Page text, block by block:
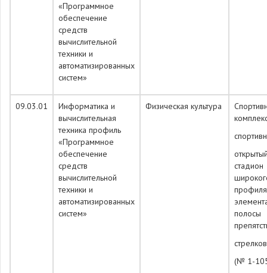
«Программное
обеспечение
средств
вычислительной
техники и
автоматизированных
систем»
09.03.01
Информатика и
вычислительная
техника профиль
«Программное
обеспечение
средств
вычислительной
техники и
автоматизированных
систем»
Физическая культура
стадион
полосы
(№ 1-